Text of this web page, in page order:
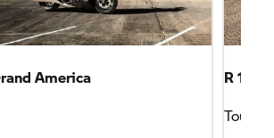
America
R
Tour